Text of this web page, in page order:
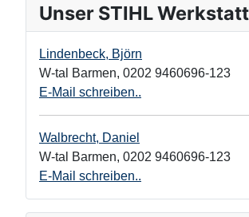
Unser STIHL
Lindenbeck, Björn
W-tal Barmen, 0202 9460696-123
E-Mail schreiben..
Walbrecht, Daniel
W-tal Barmen, 0202 9460696-123
E-Mail schreiben..